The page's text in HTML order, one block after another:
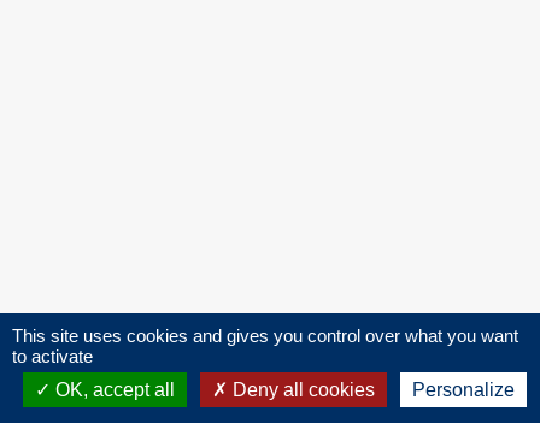
Recherches courantes sur la
This site uses cookies and gives you control over what you want
to activate
OK, accept all
Deny all cookies Personalize